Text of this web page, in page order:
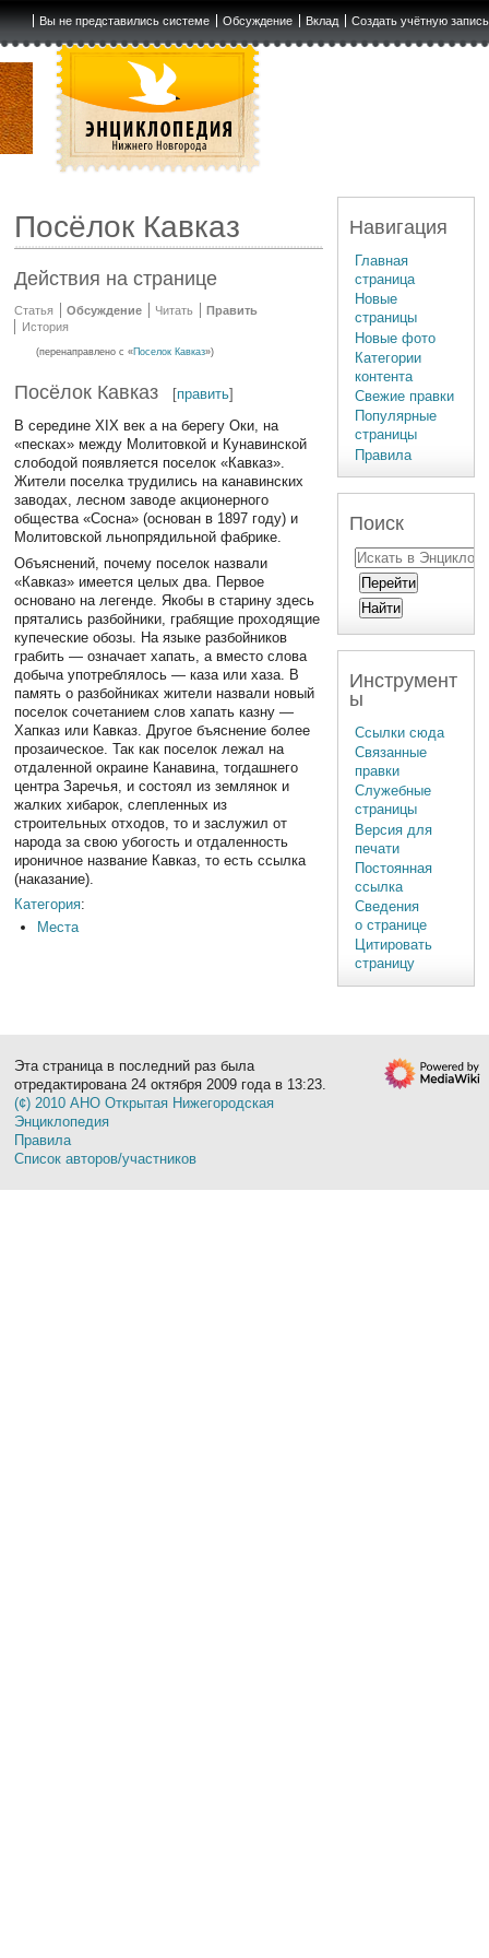
Вы не представились системе Обсуждение Вклад Создать учётную запись
Посёлок Кавказ
Действия на странице
Статья Обсуждение Читать
Править
История
(перенаправлено с «Поселок Кавказ»)
Посёлок Кавказ [править]
В середине XIX век а на берегу Оки, на
«песках» между Молитовкой и Кунавинской
слободой появляется поселок «Кавказ».
Жители поселка трудились на канавинских
заводах, лесном заводе акционерного
общества «Сосна» (основан в 1897 году) и
Молитовской льнопрядильной фабрике.
Объяснений, почему поселок назвали
«Кавказ» имеется целых два. Первое
основано на легенде. Якобы в старину здесь
прятались разбойники, грабящие проходящие
купеческие обозы. На языке разбойников
грабить — означает хапать, а вместо слова
добыча употреблялось — каза или хаза. В
память о разбойниках жители назвали новый
поселок сочетанием слов хапать казну —
Хапказ или Кавказ. Другое бъяснение более
прозаическое. Так как поселок лежал на
отдаленной окраине Канавина, тогдашнего
центра Заречья, и состоял из землянок и
жалких хибарок, слепленных из
строительных отходов, то и заслужил от
народа за свою убогость и отдаленность
ироничное название Кавказ, то есть ссылка
(наказание).
Категория:
Места
Навигация
Главная
страница
Новые
страницы
Новые фото
Категории
контента
Свежие правки
Популярные
страницы
Правила
Поиск
Инструмент
ы
Ссылки сюда
Связанные
правки
Служебные
страницы
Версия для
печати
Постоянная
ссылка
Сведения
о странице
Цитировать
страницу
Эта страница в последний раз была
отредактирована 24 октября 2009 года в 13:23.
(¢) 2010 АНО Открытая Нижегородская
Энциклопедия
Правила
Список авторов/участников